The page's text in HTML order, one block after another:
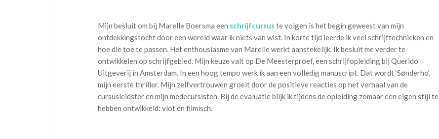
Mijn besluit om bij Marelle Boersma een schrijfcursuste volgen is het begin geweest van mijn
ontdekkingstocht door een wereld waar ik niets van wist. In korte tijd leerde ik veel schrijftechnieken en
hoe die toe te passen. Het enthousiasme van Marelle werkt aanstekelijk. Ik besluit me verder te
ontwikkelen op schrijfgebied. Mijn keuze valt op De Meesterproef, een schrijfopleiding bij Querido
Uitgeverij in Amsterdam. In een hoog tempo werk ik aan een volledig manuscript. Dat wordt ‘Sønderho’,
mijn eerste thriller. Mijn zelfvertrouwen groeit door de positieve reacties op het verhaal van de
cursusleidster en mijn medecursisten. Bij de evaluatie blijk ik tijdens de opleiding zomaar een eigen stijl te
hebben ontwikkeld: vlot en filmisch.